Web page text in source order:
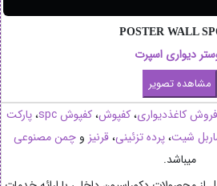
POSTER WALL
دیواری اسپرت
فروش کاغذدیواری،کفپوش،کفپوش spc ،پارکت
شیت،پرده تزئینی،قرنیز و چمن مصنوعی
میباشد.